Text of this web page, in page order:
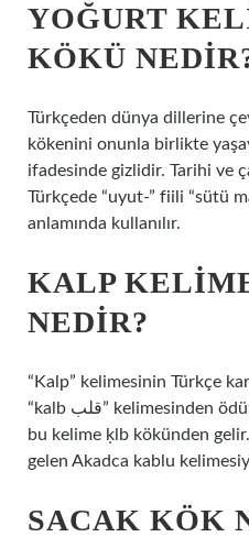
YOĞURT
KÖKÜ
Türkçeden dünya dillerine
kökenini onunla birlikte
ifadesinde gizlidir. Tarihi ve
Türkçede “uyut-” fiili “sütü
anlamında kullanılır.
KALP
NEDIR?
“Kalp” kelimesinin Türkçe
“kalb قلب” kelimesinden ödünç alınmış bir kelimedir ve
bu kelime ḳlb kökünden
gelen Akadca kablu
SACAK KÖK